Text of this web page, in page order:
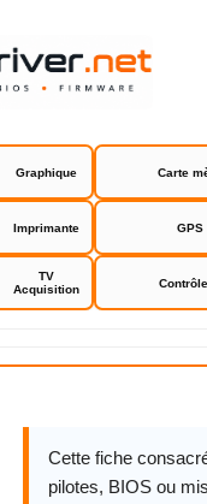
Graphique Carte
Imprimante GPS
TV
Acquisition
Acer KG251Q
Cette fiche
pilotes, BIOS ou